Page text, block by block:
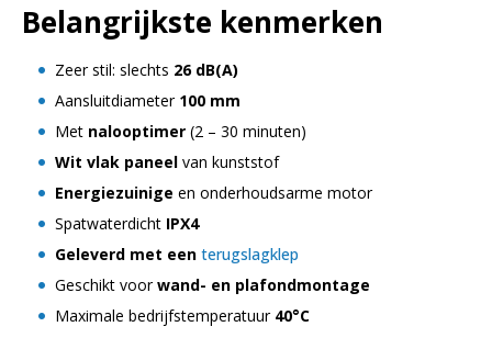
Belangrijkste kenmerken
Zeer stil: slechts 26 dB(A)
Aansluitdiameter 100 mm
Met nalooptimer (2 – 30 minuten)
Wit vlak paneel van kunststof
Energiezuinige en onderhoudsarme motor
Spatwaterdicht IPX4
Geleverd met een terugslagklep
Geschikt voorwand- en plafondmontage
Maximale bedrijfstemperatuur 40°C